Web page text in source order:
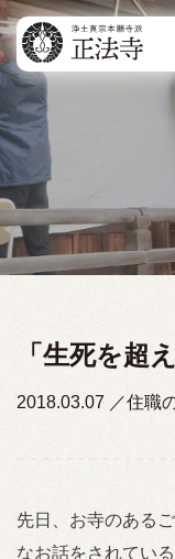
「生死を超
2018.03.07 住職
先日、お寺のある
なお話をされてい